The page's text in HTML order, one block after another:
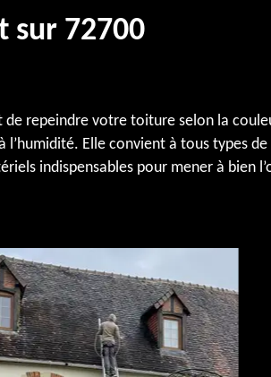
sur 72700
repeindre votre toiture selon la
Elle convient à tous types
indispensables pour mener à